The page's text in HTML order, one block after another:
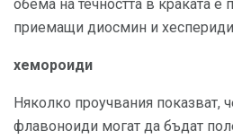
обема на течността в краката е
приемащи диосмин и
хемороиди
Няколко проучвания показват,
флавоноиди могат да бъдат